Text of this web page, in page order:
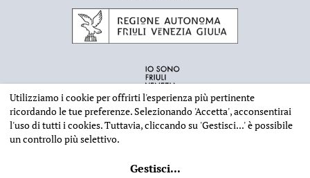
2026 - Deputazione di Storia Patria per il Friuli - CF 80023560305
Utilizziamo i cookie per offrirti l'esperienza più pertinente
ricordando le tue preferenze. Selezionando 'Accetta', acconsentirai
l'uso di tutti i cookies. Tuttavia, cliccando su 'Gestisci...'è possibile
un controllo più selettivo.
Gestisci...